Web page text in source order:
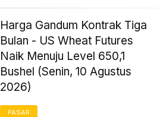
Harga Gandum Kontrak Tiga
Bulan - US Wheat Futures
Naik Menuju Level 650,1
Bushel (Senin, 10 Agustus
2026)
PASAR